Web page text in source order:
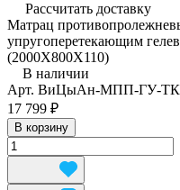
Рассчитать доставку
Матрац
упругоперетекающим
(2000Х800Х110)
В наличии
Арт. ВиЦыАн-МПП-ГУ-
17 799 ₽
В корзину